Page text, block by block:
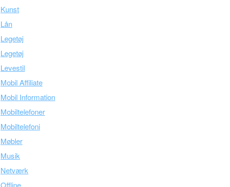
Kunst
Lån
Legetøj
Legetøj
Levestil
Mobil Affiliate
Mobil Information
Mobiltelefoner
Mobiltelefoni
Møbler
Musik
Netværk
Offline